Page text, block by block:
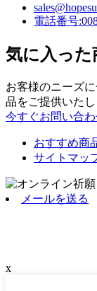
電話番号
気に入った
お客様のニーズ
品をご提供いたし
今すぐお問い合
おすすめ商
サイトマッ
メールを送る
x